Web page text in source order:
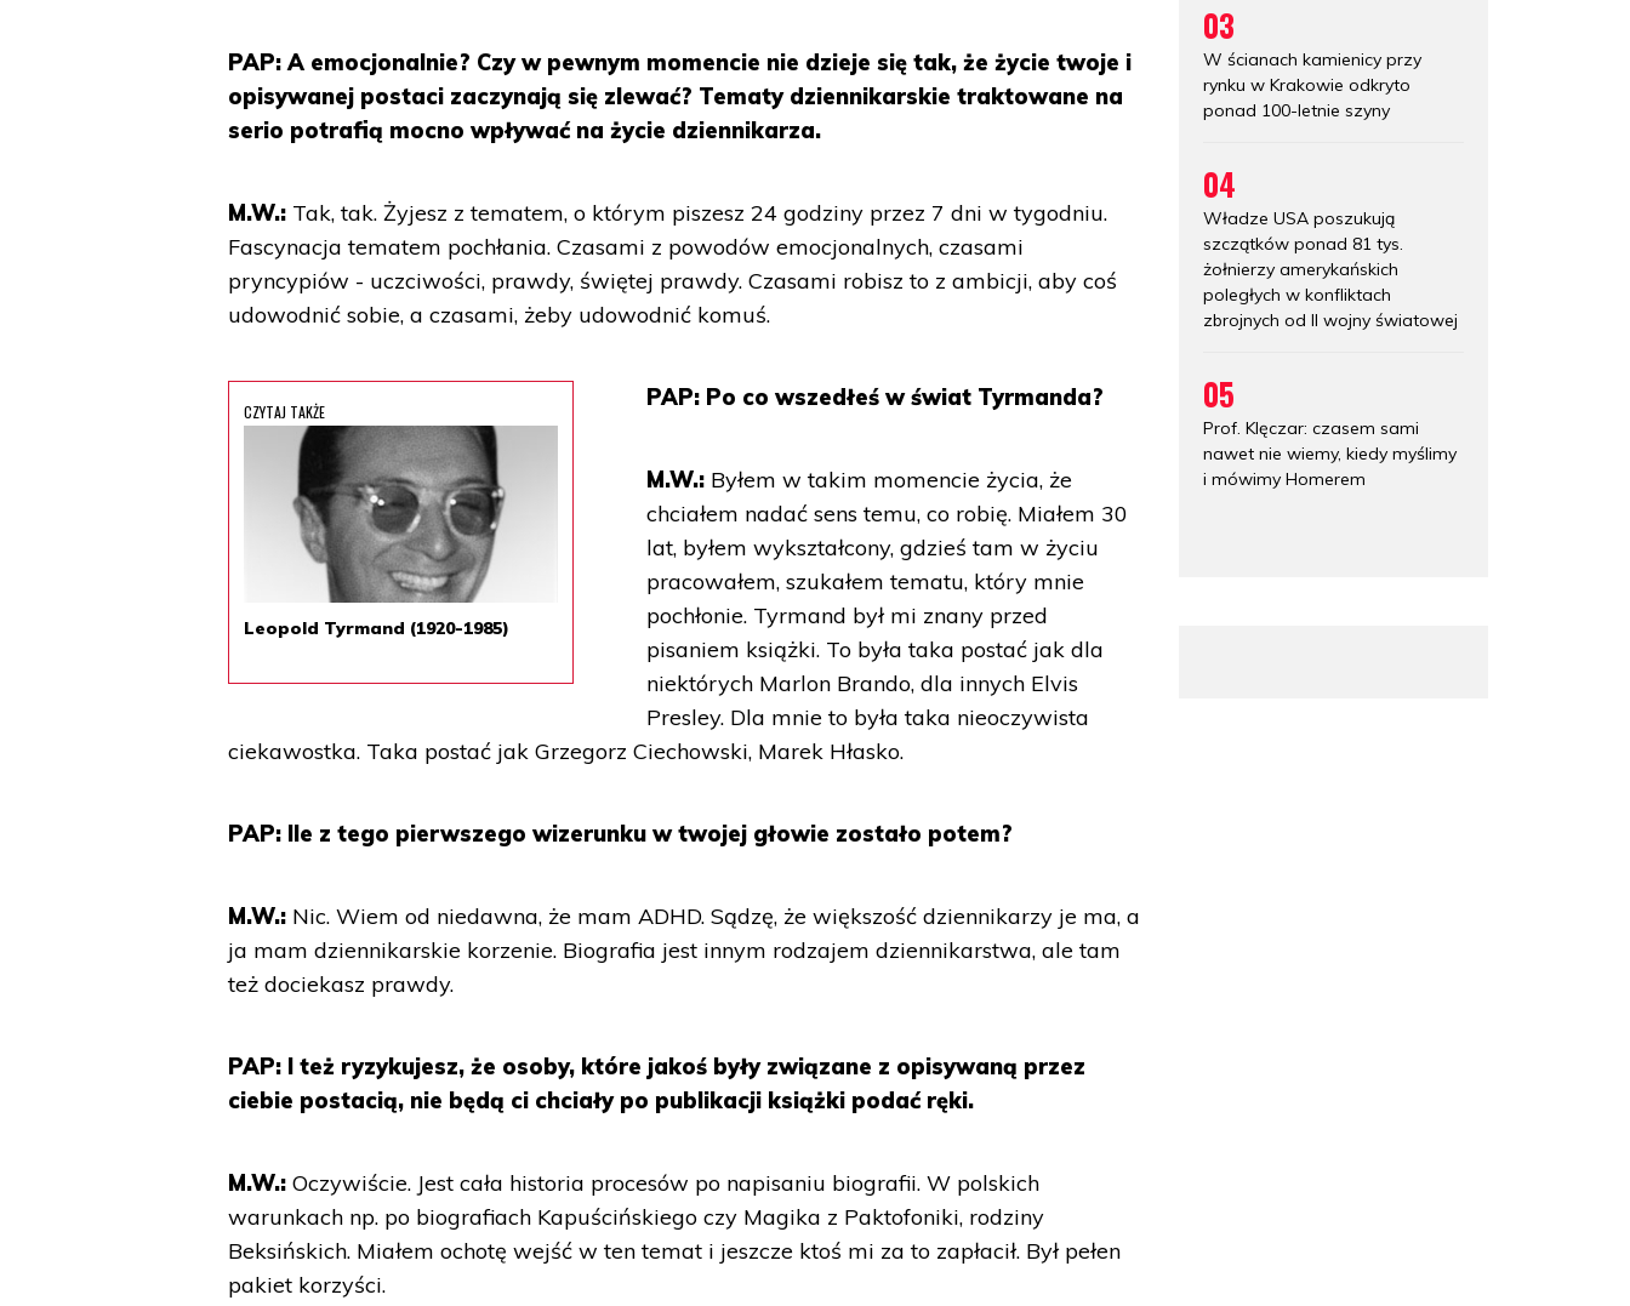
PAP: A emocjonalnie? Czy w pewnym momencie nie dzieje się tak, że życie twoje i
opisywanej postaci zaczynają się zlewać? Tematy dziennikarskie traktowane na
serio potrafią mocno wpływać na życie dziennikarza.
M.W.: Tak, tak. Żyjesz z tematem, o którym piszesz 24 godziny przez 7 dni w tygodniu.
Fascynacja tematem pochłania. Czasami z powodów emocjonalnych, czasami
pryncypiów - uczciwości, prawdy, świętej prawdy. Czasami robisz to z ambicji, aby coś
udowodnić sobie, a czasami, żeby udowodnić komuś.
CZYTAJ TAKŻE
Leopold Tyrmand (1920-1985)
PAP: Po co wszedłeś w świat Tyrmanda?
M.W.: Byłem w takim momencie życia, że
chciałem nadać sens temu, co robię. Miałem 30
lat, byłem wykształcony, gdzieś tam w życiu
pracowałem, szukałem tematu, który mnie
pochłonie. Tyrmand był mi znany przed
pisaniem książki. To była taka postać jak dla
niektórych Marlon Brando, dla innych Elvis
Presley. Dla mnie to była taka nieoczywista
ciekawostka. Taka postać jak Grzegorz Ciechowski, Marek Hłasko.
PAP: Ile z tego pierwszego wizerunku w twojej głowie zostało potem?
M.W.: Nic. Wiem od niedawna, że mam ADHD. Sądzę, że większość dziennikarzy je ma, a
ja mam dziennikarskie korzenie. Biografia jest innym rodzajem dziennikarstwa, ale tam
też dociekasz prawdy.
PAP: I też ryzykujesz, że osoby, które jakoś były związane z opisywaną przez
ciebie postacią, nie będą ci chciały po publikacji książki podać ręki.
M.W.:Oczywiście. Jest cała historia procesów po napisaniu biografii. W polskich
warunkach np. po biografiach Kapuścińskiego czy Magika z Paktofoniki, rodziny
Beksińskich. Miałem ochotę wejść w ten temat i jeszcze ktoś mi za to zapłacił. Był pełen
pakiet korzyści.
03
W ścianach kamienicy przy
rynku w Krakowie odkryto
ponad 100-letnie szyny
04
Władze USA poszukują
szczątków ponad 81 tys.
żołnierzy amerykańskich
poległych w konfliktach
zbrojnych od II wojny światowej
05
Prof. Klęczar: czasem sami
nawet nie wiemy, kiedy myślimy
i mówimy Homerem